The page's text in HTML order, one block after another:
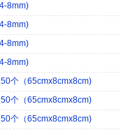
8mm)
8mm)
8mm)
8mm)
个（65cmx8cmx8cm)
个（65cmx8cmx8cm)
个（65cmx8cmx8cm)